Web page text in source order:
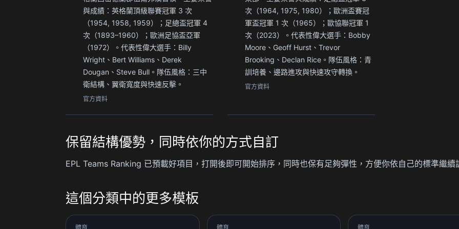
與成績：英格蘭頂級聯賽冠軍 3 次
（1954, 1958, 1959）；足總盃冠軍 4
次（1893–1960）；歐洲足協盃亞軍
（1972）。代表性偉大選手：Billy
Wright、Bert Williams、Derek
Dougan、Steve Bull。隊伍風格：三中
衛結構、翼衛寬度與快速反擊。
官方資料
次（1964, 1975, 1980）；歐洲盃賽冠
軍盃冠軍 1 次（1965）；歐協聯冠軍 1
次（2023）。代表性偉大選手：Bobby
Moore、Geoff Hurst、Trevor
Brooking、Declan Rice。隊伍風格：青
訓培養、邊路進攻與快速攻守轉換。
官方資料
保留結構優勢，同時依你的方式自訂
EPL Teams Ranking 已預載好項目，打開後即可開始排序，同時也保有足夠彈性，方便你依自己的標準繼續
這個分類中的更多模板